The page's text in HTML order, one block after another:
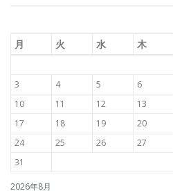
2026年8月
月 火 水 木
3
4 5 6
10
11 12 13
17
18 19 20
24
25 26 27
31